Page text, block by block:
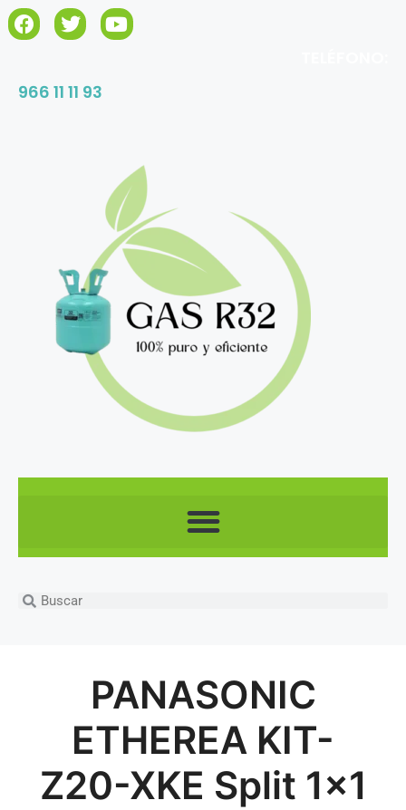
966 11 11 93
PANASONIC
ETHEREA KIT-
Z20-XKE Split 1×1